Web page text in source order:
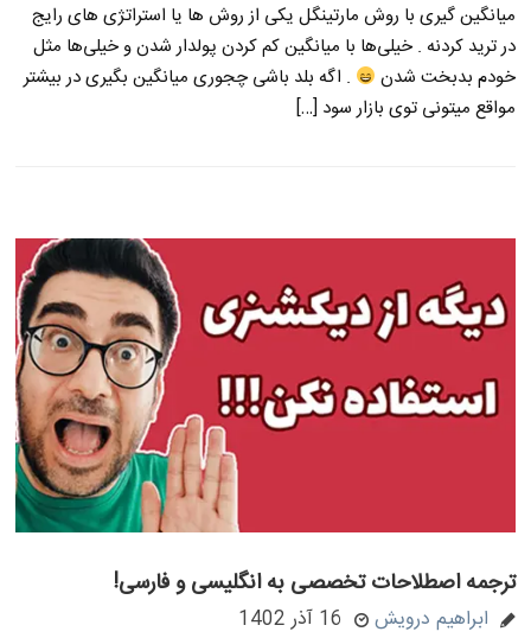
میانگین گیری با روش مارتینگل یکی از روش ها یا استراتژی های رایج
در ترید کردنه . خیلی‌ها با میانگین کم کردن پولدار شدن و خیلی‌ها مثل
خودم بدبخت شدن
. اگه بلد باشی چجوری میانگین بگیری در بیشتر
مواقع میتونی توی بازار سود […]
ترجمه اصطلاحات تخصصی به انگلیسی و فارسی!
ابراهیم درویش 16 آذر 1402